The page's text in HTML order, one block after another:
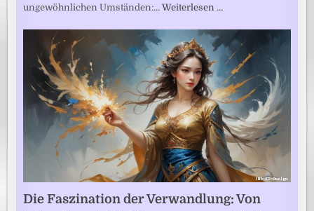
ungewöhnlichen Umständen:…Weiterlesen …
Die Faszination der Verwandlung: Von